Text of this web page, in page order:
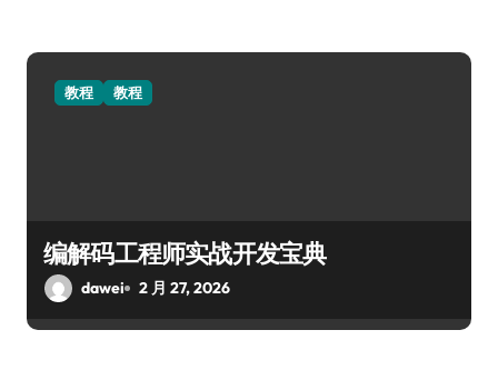
教程 教程
编解码工程师实战开发宝典
dawei 2 月 27, 2026